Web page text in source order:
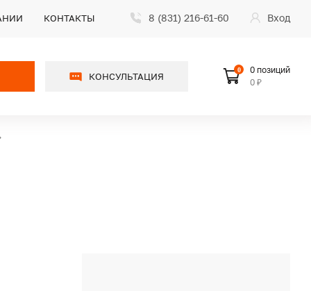
КОНТАКТЫ 8 (831) 216-61-60 Вход
КОНСУЛЬТАЦИЯ
0
0 позиций
0 ₽